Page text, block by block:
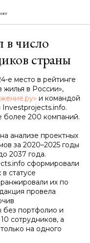
число
страны
е место в рейтинге
жилья в России»,
и командой
более 200 компаний.
анализе проектных
за 2020–2025 годы
2037 года.
сформировали
статусе
их по
провела
портфолио и
сотрудников, а
на одного